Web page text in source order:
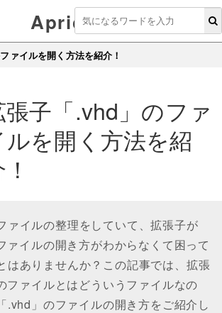
Aprico
ァイルを開く方法を紹介！
張子「.vhd」のファ
ルを開く方法を紹
ァイルの整理をしていて、拡張子が
ァイルの開き方がわからなくて困って
はありませんか？この記事では、拡張
ファイルとはどういうファイルなの
.vhd」のファイルの開き方をご紹介し